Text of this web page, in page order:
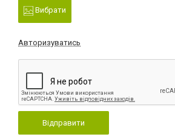
Вибрати
Авторизуватись
Відправити